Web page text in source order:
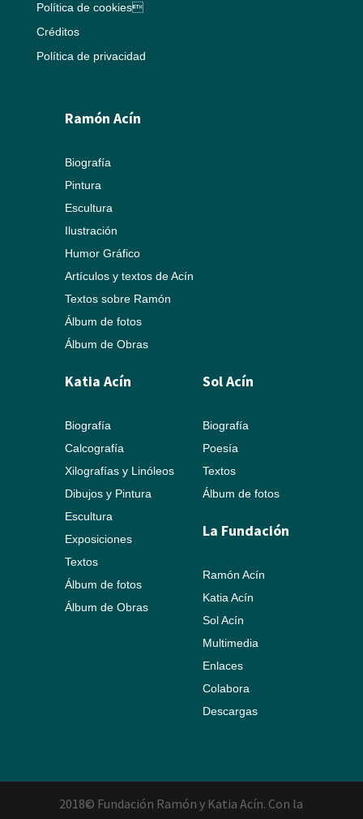
Política de cookies
Créditos
Política de privacidad
Ramón Acín
Biografía
Pintura
Escultura
Ilustración
Humor Gráfico
Artículos y textos de Acín
Textos sobre Ramón
Álbum de fotos
Álbum de Obras
Katia Acín
Biografía
Calcografía
Xilografías y Linóleos
Dibujos y Pintura
Escultura
Exposiciones
Textos
Álbum de fotos
Álbum de Obras
Sol Acín
Biografía
Poesía
Textos
Álbum de fotos
La Fundación
Ramón Acín
Katia Acín
Sol Acín
Multimedia
Enlaces
Colabora
Descargas
2018© Fundación Ramón y Katia Acín. Con la